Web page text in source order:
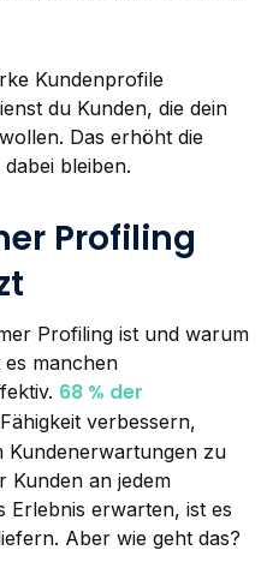
Kundenprofile
du Kunden, die dein
Das erhöht die
bleiben.
Profiling
Profiling ist und warum
manchen
68 % der
verbessern,
Kundenerwartungen zu
Kunden an jedem
Erlebnis erwarten, ist es
Aber wie geht das?